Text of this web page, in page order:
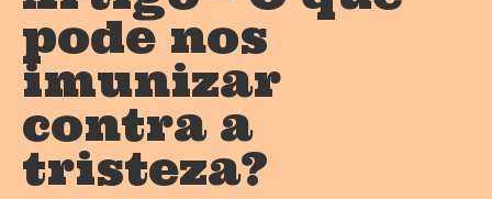
pode nos
imunizar
contra a
tristeza?